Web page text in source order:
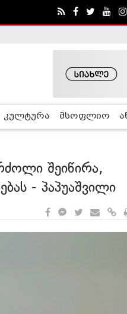
კულტურა მსოფლიო
შეიწირა,
- პაპუაშვილი